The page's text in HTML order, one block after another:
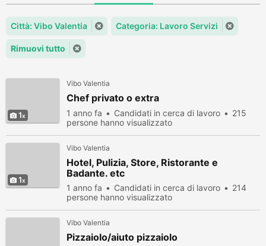
Città: Vibo Valentia Categoria: Lavoro Servizi
Rimuovi tutto
1
Vibo Valentia
Chef privato o extra
1 anno fa Candidati in cerca di lavoro
215
persone hanno visualizzato
1
Vibo Valentia
Hotel, Pulizia, Store, Ristorante e
Badante. etc
1 anno fa Candidati in cerca di lavoro
214
persone hanno visualizzato
Vibo Valentia
Pizzaiolo/aiuto pizzaiolo